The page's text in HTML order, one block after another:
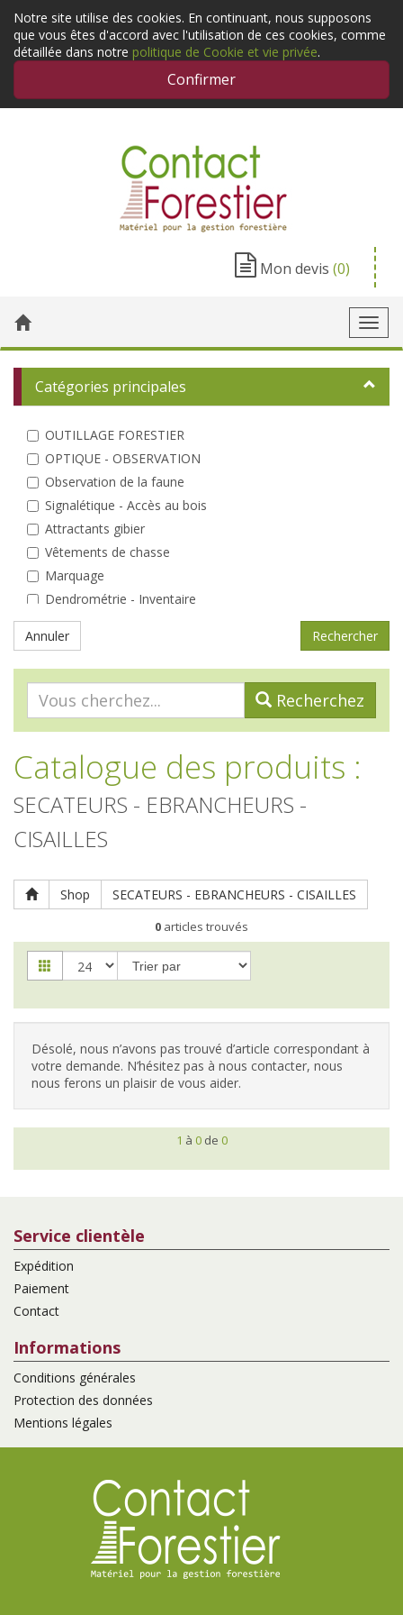
Notre site utilise des cookies. En continuant, nous supposons
que vous êtes d'accord avec l'utilisation de ces cookies, comme
détaillée dans notre politique de Cookie et vie privée.
Confirmer
Mon devis (0)
Catégories principales
OUTILLAGE FORESTIER
OPTIQUE - OBSERVATION
Observation de la faune
Signalétique - Accès au bois
Attractants gibier
Vêtements de chasse
Marquage
Dendrométrie - Inventaire
Elagage - Taille
Coin du bûcheron
Débardage
Entretien des peuplements
Analyse
Protections individuelles
Tuteurs - Piquets
Clôtures
Répulsifs / Pièges
Vêtements haut du corps
Vêtements bas du corps
Gants
Annuler
Recherchez
Catalogue des produits :
SECATEURS - EBRANCHEURS -
CISAILLES
Shop SECATEURS - EBRANCHEURS - CISAILLES
0 articles trouvés
Désolé, nous n’avons pas trouvé d’article correspondant à
votre demande. N’hésitez pas à nous contacter, nous
nous ferons un plaisir de vous aider.
1 à 0 de 0
Service clientèle
Expédition
Paiement
Contact
Informations
Conditions générales
Protection des données
Mentions légales